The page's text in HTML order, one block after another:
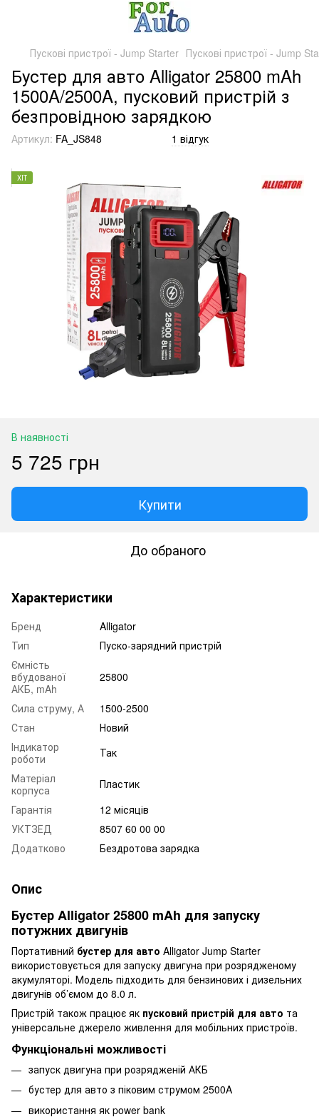
Пускові пристрої - Jump Starter Пускові пристрої - Jump
Бустер для авто Alligator 25800 mAh
1500A/2500A, пусковий пристрій з
безпровідною зарядкою
Артикул: FA_JS848 1 відгук
ХІТ
В наявності
5 725 грн
Купити
До обраного
Характеристики
Бренд
Alligator
Тип
Пуско-зарядний пристрій
Ємність
вбудованої
АКБ, mAh
25800
Сила струму, А
1500-2500
Стан
Новий
Індикатор
роботи
Так
Матеріал
корпуса
Пластик
Гарантія
12 місяців
УКТЗЕД
8507 60 00 00
Додатково
Бездротова зарядка
Опис
Бустер Alligator 25800 mAh для запуску
потужних двигунів
Портативний бустер для авто Alligator Jump Starter
використовується для запуску двигуна при розрядженому
акумуляторі. Модель підходить для бензинових і дизельних
двигунів об’ємом до 8.0 л.
Пристрій також працює як пусковий пристрій для авто та
універсальне джерело живлення для мобільних пристроїв.
Функціональні можливості
запуск двигуна при розрядженій АКБ
бустер для авто з піковим струмом 2500A
використання як power bank